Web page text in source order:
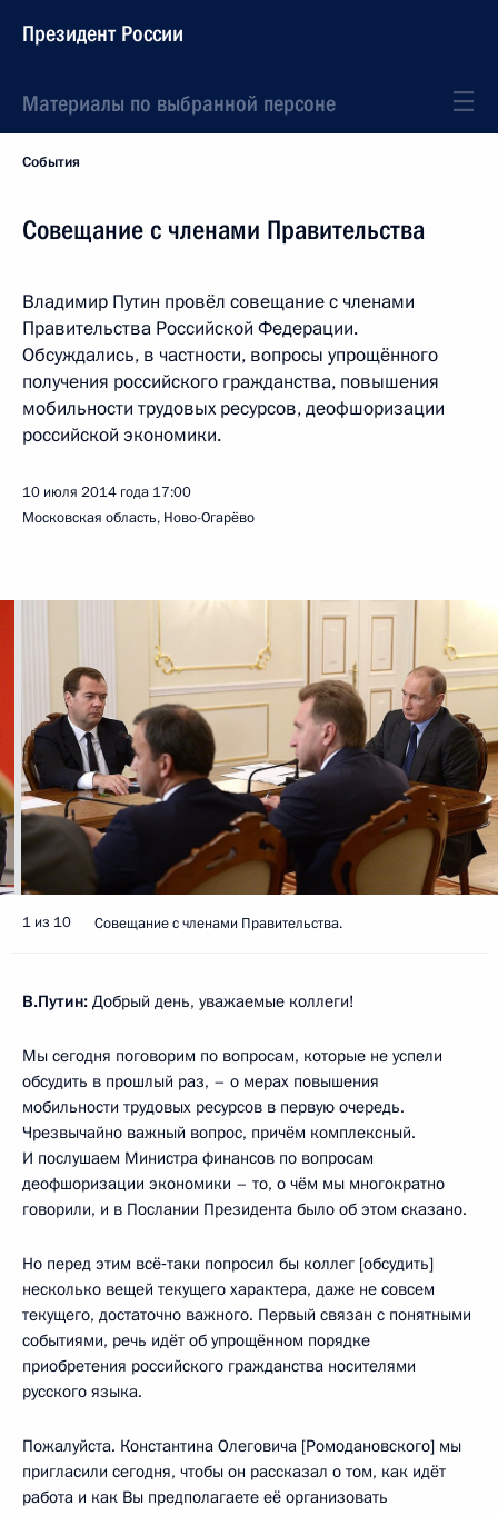
Президент России
Материалы по выбранной персоне
События
Совещание с членами Правительства
Владимир Путин провёл совещание с членами
Правительства Российской Федерации.
Обсуждались, в частности, вопросы упрощённого
получения российского гражданства, повышения
мобильности трудовых ресурсов, деофшоризации
российской экономики.
10 июля 2014 года 17:00
Московская область, Ново-Огарёво
1 из 10 Совещание с членами Правительства.
В.Путин: Добрый день, уважаемые коллеги!
Мы сегодня поговорим по вопросам, которые не успели
обсудить в прошлый раз, – о мерах повышения
мобильности трудовых ресурсов в первую очередь.
Чрезвычайно важный вопрос, причём комплексный.
И послушаем Министра финансов по вопросам
деофшоризации экономики – то, о чём мы многократно
говорили, и в Послании Президента было об этом сказано.
Но перед этим всё‑таки попросил бы коллег [обсудить]
несколько вещей текущего характера, даже не совсем
текущего, достаточно важного. Первый связан с понятными
событиями, речь идёт об упрощённом порядке
приобретения российского гражданства носителями
русского языка.
Пожалуйста. Константина Олеговича [Ромодановского] мы
пригласили сегодня, чтобы он рассказал о том, как идёт
работа и как Вы предполагаете её организовать